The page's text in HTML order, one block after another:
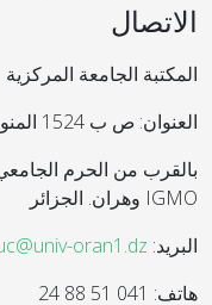
الاتصال
المكتبة الجامعة المركزية
العنوان: ص ب 1524 المنور 31000 وهران
بالقرب من الحرم
IGMO وهران. الجزائر
البريد: oran1.dz
هاتف: 041 51 88 24